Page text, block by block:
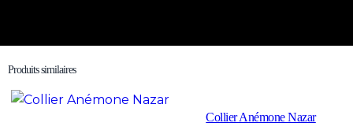
Produits similaires
Collier Anémone Nazar